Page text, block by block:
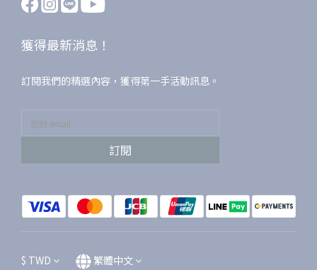
獲得最新消息！
訂閱我們的精選內容，獲得第一手活動訊息。
訂閱
$ TWD 繁體中文